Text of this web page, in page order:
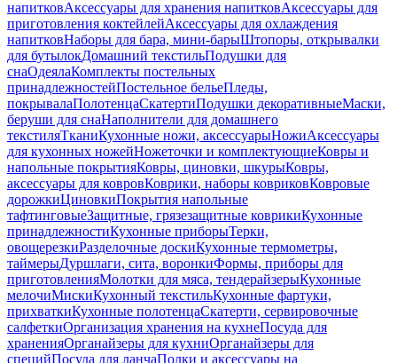
напитковАксессуары для хранения напитковАксессуары для
приготовления коктейлейАксессуары для охлаждения
напитковНаборы для бара, мини-барыШтопоры, открывалки
для бутылокДомашний текстильПодушки для
снаОдеялаКомплекты постельных
принадлежностейПостельное бельеПледы,
покрывалаПолотенцаСкатертиПодушки декоративныеМаски,
беруши для снаНаполнители для домашнего
текстиляТканиКухонные ножи, аксессуарыНожиАксессуары
для кухонных ножейНожеточки и комплектующиеКовры и
напольные покрытияКовры, циновки, шкурыКовры,
аксессуары для ковровКоврики, наборы ковриковКовровые
дорожкиЦиновкиПокрытия напольные
тафтинговыеЗащитные, грязезащитные коврикиКухонные
принадлежностиКухонные приборыТерки,
овощерезкиРазделочные доскиКухонные термометры,
таймерыДуршлаги, сита, воронкиФормы, приборы для
приготовленияМолотки для мяса, тендерайзерыКухонные
мелочиМискиКухонный текстильКухонные фартуки,
прихваткиКухонные полотенцаСкатерти, сервировочные
салфеткиОрганизация хранения на кухнеПосуда для
храненияОрганайзеры для кухниОрганайзеры для
специйПосуда для ланчаПолки и аксессуары на